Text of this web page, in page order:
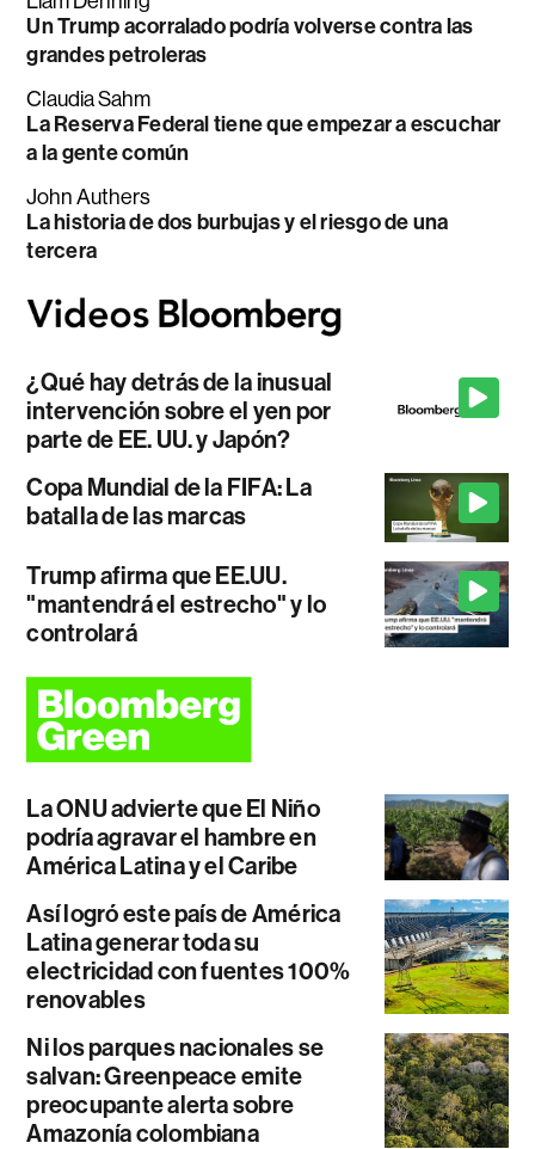
Un Trump acorralado podría volverse contra las
grandes petroleras
Claudia Sahm
La Reserva Federal tiene que empezar a escuchar
a la gente común
John Authers
La historia de dos burbujas y el riesgo de una
tercera
¿Qué hay detrás de la inusual
intervención sobre el yen por
parte de EE. UU. y Japón?
Copa Mundial de la FIFA: La
batalla de las marcas
Trump afirma que EE.UU.
"mantendrá el estrecho" y lo
controlará
La ONU advierte que El Niño
podría agravar el hambre en
América Latina y el Caribe
Así logró este país de América
Latina generar toda su
electricidad con fuentes 100%
renovables
Ni los parques nacionales se
salvan: Greenpeace emite
preocupante alerta sobre
Amazonía colombiana